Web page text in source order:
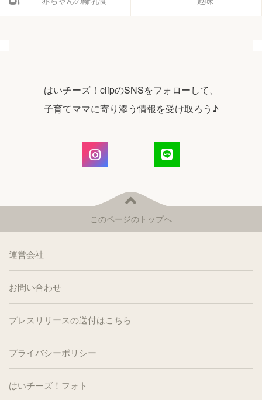
はいチーズ！clipのSNSをフォローして、
子育てママに寄り添う情報を受け取ろう♪
このページのトップへ
運営会社
お問い合わせ
プレスリリースの送付はこちら
プライバシーポリシー
はいチーズ！フォト